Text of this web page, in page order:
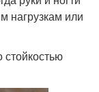
нагрузкам или